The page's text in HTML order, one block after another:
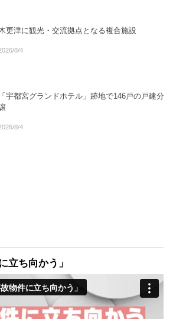
更津に観光・交流拠点となる複合施設
8/4
「宇都宮グランドホテル」跡地で146戸の戸建分
8/4
立ち向かう」